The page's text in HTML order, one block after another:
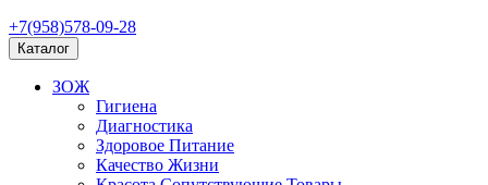
+7(958)578-09-28
Каталог
ЗОЖ
Гигиена
Диагностика
Здоровое Питание
Качество Жизни